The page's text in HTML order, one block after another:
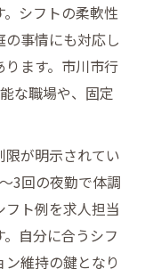
シフトの柔軟性
事情にも対応し
ます。市川市行
な職場や、固定
が明示されてい
3回の夜勤で体調
ト例を求人担当
自分に合うシフ
維持の鍵となり